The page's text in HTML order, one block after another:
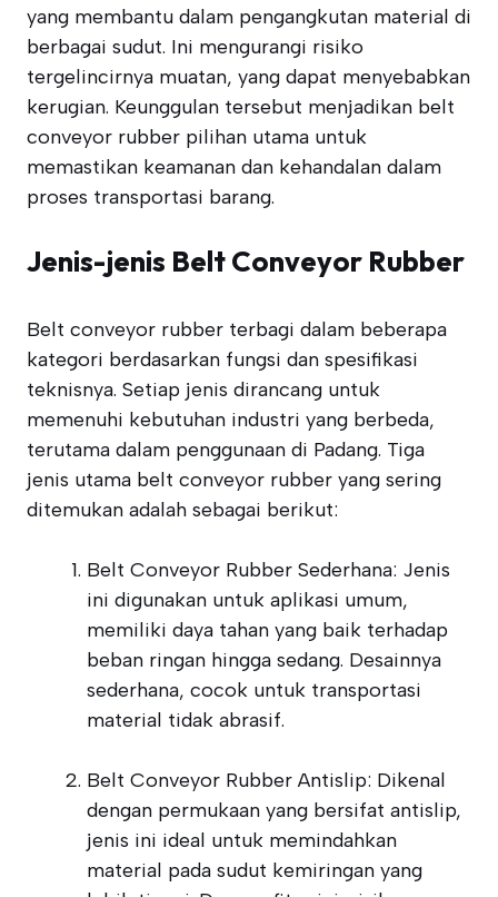
yang membantu dalam pengangkutan material di
berbagai sudut. Ini mengurangi risiko
tergelincirnya muatan, yang dapat menyebabkan
kerugian. Keunggulan tersebut menjadikan belt
conveyor rubber pilihan utama untuk
memastikan keamanan dan kehandalan dalam
proses transportasi barang.
Jenis-jenis Belt Conveyor Rubber
Belt conveyor rubber terbagi dalam beberapa
kategori berdasarkan fungsi dan spesifikasi
teknisnya. Setiap jenis dirancang untuk
memenuhi kebutuhan industri yang berbeda,
terutama dalam penggunaan di Padang. Tiga
jenis utama belt conveyor rubber yang sering
ditemukan adalah sebagai berikut:
Belt Conveyor Rubber Sederhana: Jenis
ini digunakan untuk aplikasi umum,
memiliki daya tahan yang baik terhadap
beban ringan hingga sedang. Desainnya
sederhana, cocok untuk transportasi
material tidak abrasif.
Belt Conveyor Rubber Antislip: Dikenal
dengan permukaan yang bersifat antislip,
jenis ini ideal untuk memindahkan
material pada sudut kemiringan yang